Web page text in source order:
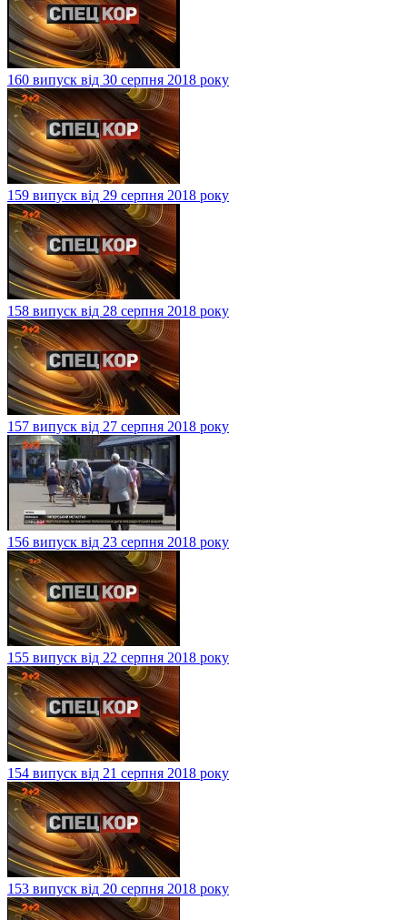
160 випуск від 30 серпня 2018 року
159 випуск від 29 серпня 2018 року
158 випуск від 28 серпня 2018 року
157 випуск від 27 серпня 2018 року
156 випуск від 23 серпня 2018 року
155 випуск від 22 серпня 2018 року
154 випуск від 21 серпня 2018 року
153 випуск від 20 серпня 2018 року